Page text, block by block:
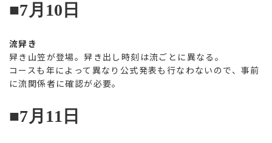
■7月10日
流舁き
舁き山笠が登場。舁き出し時刻は流ごとに異なる。
コースも年によって異なり公式発表も行なわないので、事前
に流関係者に確認が必要。
■7月11日